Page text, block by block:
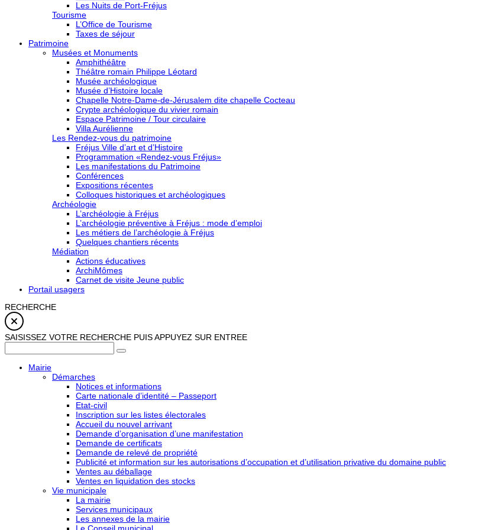
Les Nuits de Port-Fréjus
Tourisme
L’Office de Tourisme
Taxes de séjour
Patrimoine
Musées et Monuments
Amphithéâtre
Théâtre romain Philippe Léotard
Musée archéologique
Musée d’Histoire locale
Chapelle Notre-Dame-de-Jérusalem dite chapelle Cocteau
Crypte archéologique du vivier romain
Espace Patrimoine / Tour circulaire
Villa Aurélienne
Les Rendez-vous du patrimoine
Fréjus Ville d’art et d’Histoire
Programmation «Rendez-vous Fréjus»
Les manifestations du Patrimoine
Conférences
Expositions récentes
Colloques historiques et archéologiques
Archéologie
L’archéologie à Fréjus
L’archéologie préventive à Fréjus : mode d’emploi
Les métiers de l’archéologie à Fréjus
Quelques chantiers récents
Médiation
Actions éducatives
ArchiMômes
Carnet de visite Jeune public
Portail usagers
RECHERCHE
SAISISSEZ VOTRE RECHERCHE PUIS APPUYEZ SUR ENTREE
Mairie
Démarches
Notices et informations
Carte nationale d’identité – Passeport
Etat-civil
Inscription sur les listes électorales
Accueil du nouvel arrivant
Demande d’organisation d’une manifestation
Demande de certificats
Demande de relevé de propriété
Publicité et information sur les autorisations d’occupation et d’utilisation privative du domaine public
Ventes au déballage
Ventes en liquidation des stocks
Vie municipale
La mairie
Services municipaux
Les annexes de la mairie